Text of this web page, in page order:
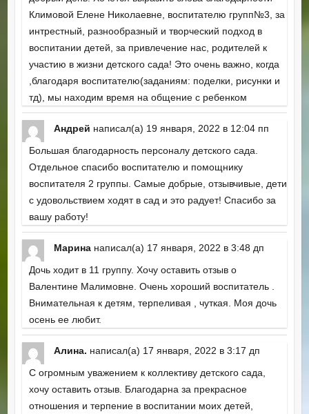
Климовой Елене Николаевне, воспитателю групп№3, за
интрестный, разнообразный и творческий подход в
воспитании детей, за привлечение нас, родителей к
участию в жизни детского сада! Это очень важно, когда
,благодаря воспитателю(заданиям: поделки, рисунки и
тд), мы находим время на общение с ребенком
Андрей написал(а) 19 января, 2022 в 12:04 пп
Большая благодарность персоналу детского сада.
Отдельное спасибо воспитателю и помощнику
воспитателя 2 группы. Самые добрые, отзывчивые, дети
с удовольствием ходят в сад и это радует! Спасибо за
вашу работу!
Марина написал(а) 17 января, 2022 в 3:48 дп
Дочь ходит в 11 группу. Хочу оставить отзыв о
Валентине Малимовне. Очень хороший воспитатель .
Внимательная к детям, терпеливая , чуткая. Моя дочь
осень ее любит.
Алина. написал(а) 17 января, 2022 в 3:17 дп
С огромным уважением к коллективу детского сада,
хочу оставить отзыв. Благодарна за прекрасное
отношения и терпение в воспитании моих детей,